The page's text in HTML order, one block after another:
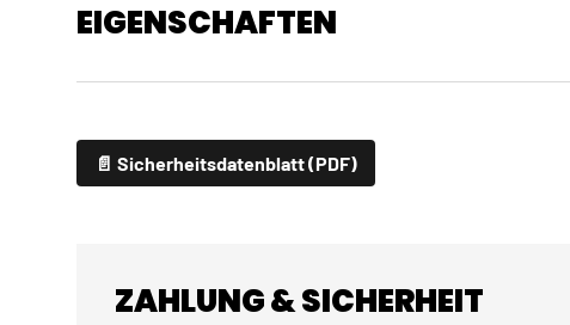
EIGENSCHAFTEN
📄 Sicherheitsdatenblatt (PDF)
ZAHLUNG & SICHERHEIT